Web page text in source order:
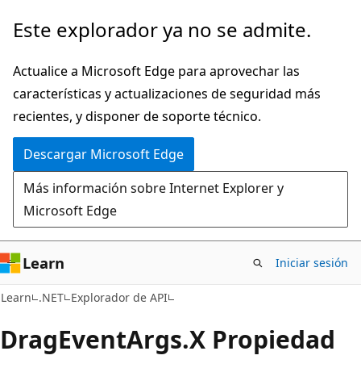
Ir
contenido
principal
Ir
la
navegación
en
la
página
Este explorador ya no se admite.
Actualice a Microsoft Edge para aprovechar las
características y actualizaciones de seguridad más
recientes, y disponer de soporte técnico.
Descargar Microsoft Edge
Más información sobre Internet Explorer y
Microsoft Edge
Learn Iniciar sesión
Learn .NET Explorador de API
DragEventArgs.X Propiedad